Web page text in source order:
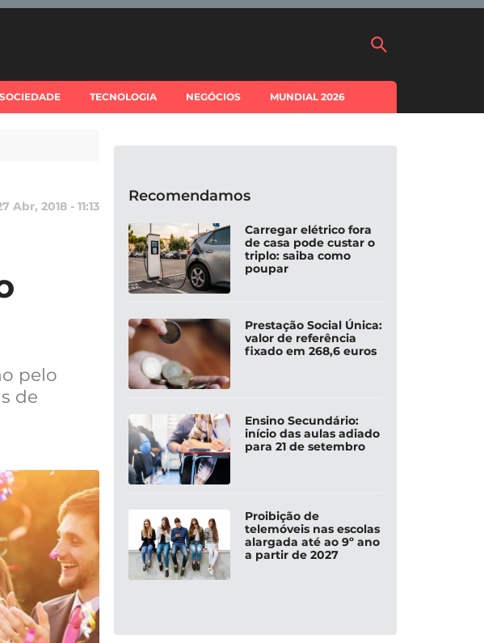
SOCIEDADE TECNOLOGIA NEGÓCIOS MUNDIAL 2026
Abr, 2018 - 11:13
pelo
de
Recomendamos
Carregar elétrico fora
de casa pode custar o
triplo: saiba como
poupar
Prestação Social Única:
valor de referência
fixado em 268,6 euros
Ensino Secundário:
início das aulas adiado
para 21 de setembro
Proibição de
telemóveis nas escolas
alargada até ao 9º ano
a partir de 2027